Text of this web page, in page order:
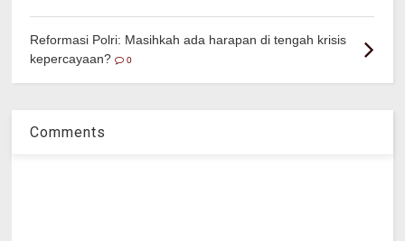
Reformasi Polri: Masihkah ada harapan di tengah krisis
kepercayaan?
0
Comments